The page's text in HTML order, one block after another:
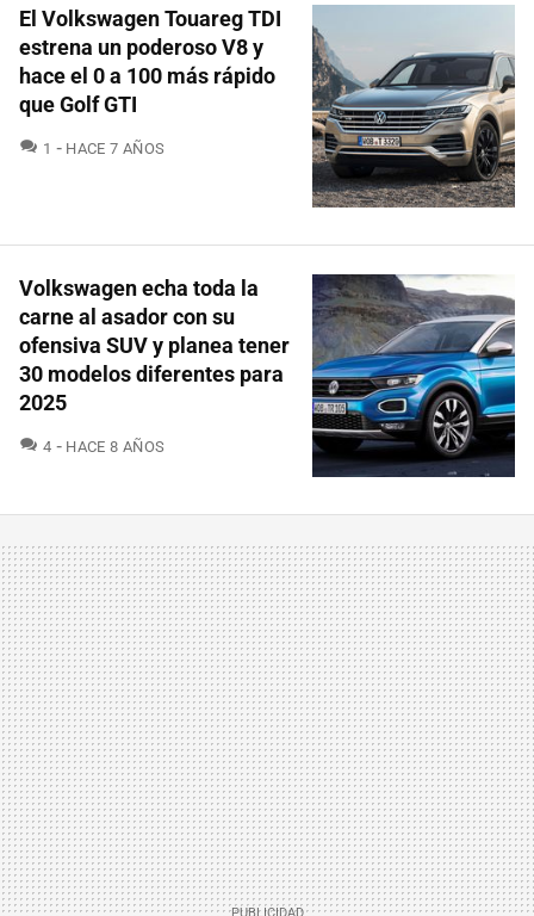
El Volkswagen Touareg TDI
estrena un poderoso V8 y
hace el 0 a 100 más rápido
que Golf GTI
1 COMENTARIOS
HACE 7 AÑOS
Volkswagen echa toda la
carne al asador con su
ofensiva SUV y planea tener
30 modelos diferentes para
2025
4 COMENTARIOS
HACE 8 AÑOS